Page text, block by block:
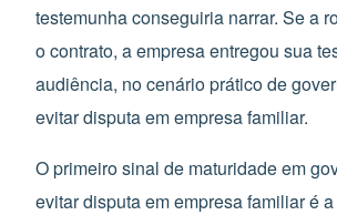
testemunha conseguiria narrar. Se a
o contrato, a empresa entregou sua
audiência, no cenário prático de
evitar disputa em empresa familiar.
O primeiro sinal de maturidade em
evitar disputa em empresa familiar é